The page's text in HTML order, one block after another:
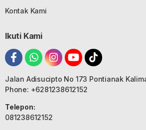
Kontak Kami
Ikuti Kami
Jalan Adisucipto No 173 Pontianak
Phone: +6281238612152
Telepon:
081238612152